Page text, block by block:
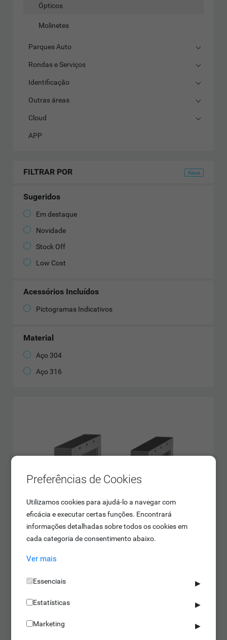
Ópticos
Molinetes
Parques Auto
Rondas e Serviços
Identificação
Outras áreas
Cloud
APP
FILTRAR POR
Sugeridos
Em destaque
Novidade
Stock Off
Low Cost
Acessórios Incluídos
Pictogramas Indicativos
Material
Aço 304
Aço 316
Preferências de Cookies
Utilizamos cookies para ajudá-lo a navegar com
eficácia e executar certas funções. Encontrará
informações detalhadas sobre todos os cookies em
cada categoria de consentimento abaixo.
Ver mais
Essenciais ▶
Estatísticas ▶
Marketing ▶